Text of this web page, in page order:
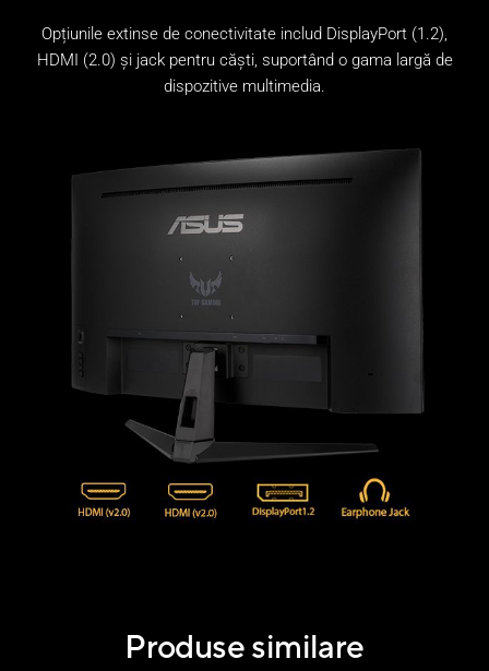
Opțiunile extinse de conectivitate includ DisplayPort (1.2),
HDMI (2.0) și jack pentru căști, suportând o gama largă de
dispozitive multimedia.
Produse similare